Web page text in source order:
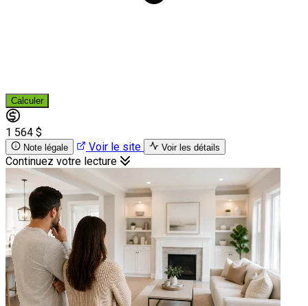
Calculer
1 564 $
Note légale Voir le site Voir les détails
Continuez votre lecture